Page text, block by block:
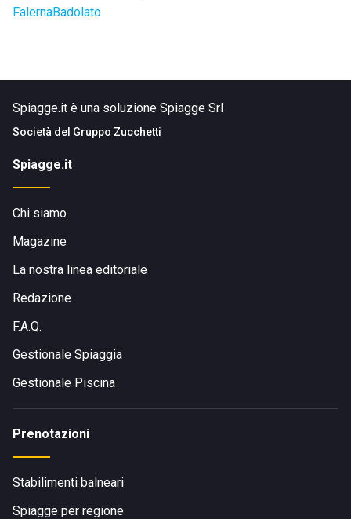
FalernaBadolato
Spiagge.it è una soluzione Spiagge Srl
Società del Gruppo Zucchetti
Spiagge.it
Chi siamo
Magazine
La nostra linea editoriale
Redazione
F.A.Q.
Gestionale Spiaggia
Gestionale Piscina
Prenotazioni
Stabilimenti balneari
Spiagge per regione